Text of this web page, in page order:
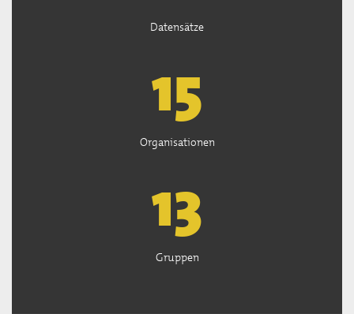
Datensätze
15
Organisationen
13
Gruppen